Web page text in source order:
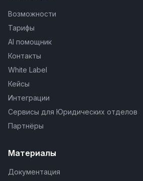
Возможности
Тарифы
AI помощник
Контакты
White Label
Кейсы
Интеграции
Сервисы для Юридических отделов
Партнёры
Материалы
Документация